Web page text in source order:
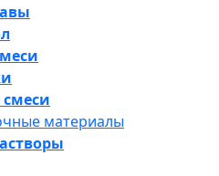
материалы